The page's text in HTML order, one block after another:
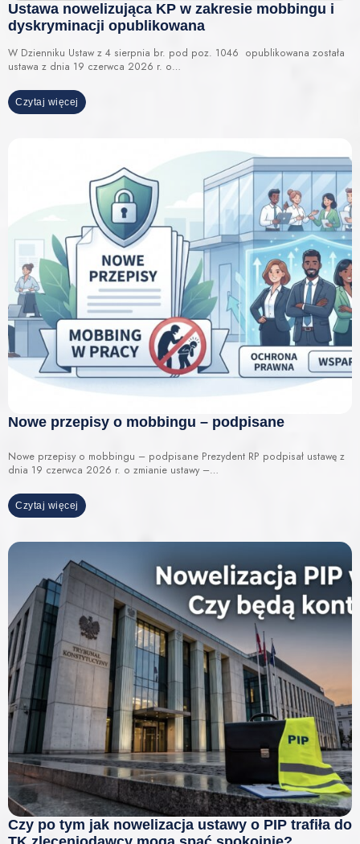
Ustawa nowelizująca KP w zakresie mobbingu i
dyskryminacji opublikowana
W Dzienniku Ustaw z 4 sierpnia br. pod poz. 1046 opublikowana została
ustawa z dnia 19 czerwca 2026 r. o…
Czytaj więcej
Nowe przepisy o mobbingu – podpisane
Nowe przepisy o mobbingu – podpisane Prezydent RP podpisał ustawę z
dnia 19 czerwca 2026 r. o zmianie ustawy –…
Czytaj więcej
Czy po tym jak nowelizacja ustawy o PIP trafiła do